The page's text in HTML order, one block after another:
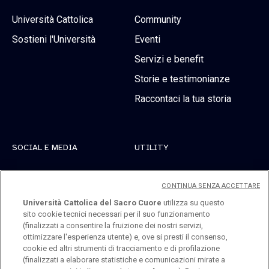
Università Cattolica
Sostieni l'Università
Community
Eventi
Servizi e benefit
Storie e testimonianze
Raccontaci la tua storia
SOCIAL E MEDIA
Instagram
Youtube
UTILITY
Università Cattolica del Sacro Cuore utilizza su questo
sito cookie tecnici necessari per il suo funzionamento
(finalizzati a consentire la fruizione dei nostri servizi,
ottimizzare l'esperienza utente) e, ove si presti il consenso,
cookie ed altri strumenti di tracciamento e di profilazione
(finalizzati a elaborare statistiche e comunicazioni mirate a
CONTINUA SENZA ACCETTARE